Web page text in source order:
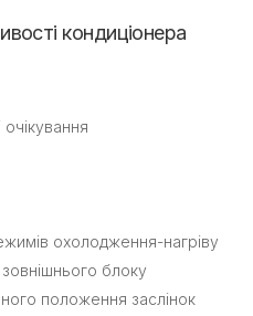
кондиціонера
охолодження-нагріву
блоку
положення заслінок